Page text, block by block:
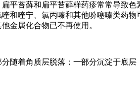
平苔藓和扁平苔藓样药疹常常导致
和喹宁、氯丙嗪和其他吩噻嗪类药
金属化合物已不再使用。
随着角质层脱落；一部分沉淀于底